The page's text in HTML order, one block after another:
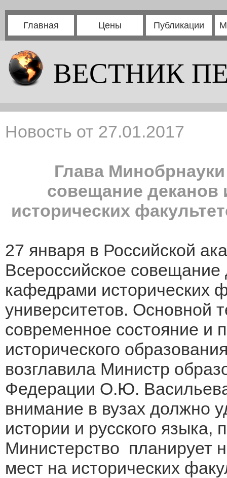
Главная Цены Публикации
ВЕСТНИК
Новость от 27.01.2017
Глава
совещание
исторических
27 января в Российской
Всероссийское
кафедрами исторических
университетов. Основной
современное состояние и
исторического
возглавила Министр
Федерации О.Ю.
внимание в вузах должно
истории и русского языка,
Министерство планирует
мест на исторических